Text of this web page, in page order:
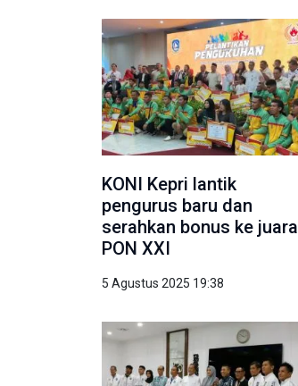
KONI Kepri lantik
pengurus baru dan
serahkan bonus ke juara
PON XXI
5 Agustus 2025 19:38